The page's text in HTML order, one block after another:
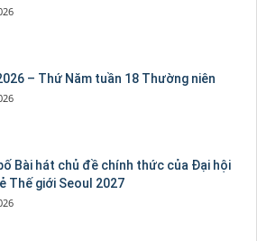
– Thứ Năm tuần 18 Thường niên
Bài hát chủ đề chính thức của Đại hội
Thế giới Seoul 2027